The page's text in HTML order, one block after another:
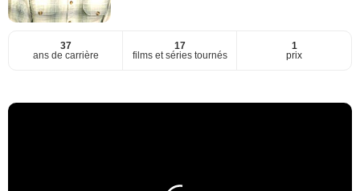
37
ans de carrière
17
films et séries tournés
1
prix